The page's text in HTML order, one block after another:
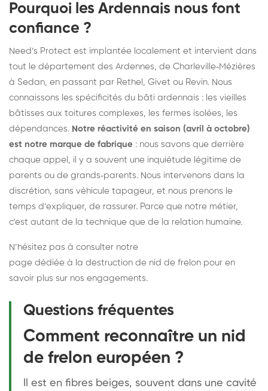
Pourquoi les Ardennais nous font
confiance ?
Need’s Protect est implantée localement et intervient dans
tout le département des Ardennes, de Charleville‑Mézières
à Sedan, en passant par Rethel, Givet ou Revin. Nous
connaissons les spécificités du bâti ardennais : les vieilles
bâtisses aux toitures complexes, les fermes isolées, les
dépendances. Notre réactivité en saison (avril à octobre)
est notre marque de fabrique : nous savons que derrière
chaque appel, il y a souvent une inquiétude légitime de
parents ou de grands‑parents. Nous intervenons dans la
discrétion, sans véhicule tapageur, et nous prenons le
temps d’expliquer, de rassurer. Parce que notre métier,
c’est autant de la technique que de la relation humaine.
N’hésitez pas à consulter notre
page dédiée à la destruction de nid de frelon pour en
savoir plus sur nos engagements.
Questions fréquentes
Comment reconnaître un nid
de frelon européen ?
Il est en fibres beiges, souvent dans une cavité